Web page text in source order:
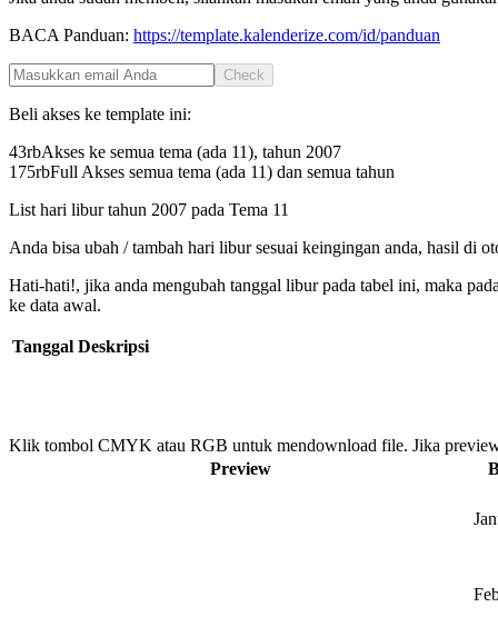
BACA Panduan: https://template.kalenderize.com/id/panduan
Check
Beli akses ke template ini:
43rbAkses ke semua tema (ada 11), tahun 2007
175rbFull Akses semua tema (ada 11) dan semua tahun
List hari libur tahun 2007 pada Tema 11
Anda bisa ubah / tambah hari libur sesuai keingingan anda, hasil di
Hati-hati!, jika anda mengubah tanggal libur pada tabel ini, maka
ke data awal.
Tanggal Deskripsi
Klik tombol CMYK atau RGB untuk mendownload file. Jika
Preview